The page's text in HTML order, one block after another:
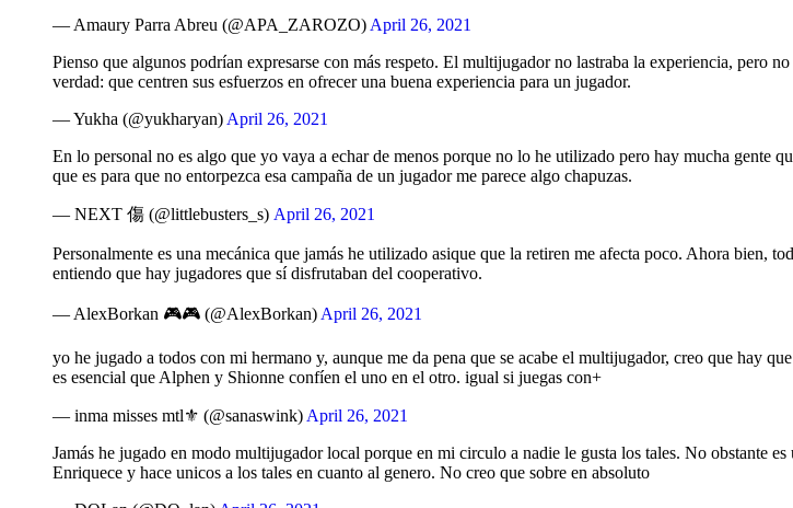
— Amaury Parra Abreu (@APA_ZAROZO) April 26, 2021
Pienso que algunos podrían expresarse con más respeto. El multijugador no lastraba la experiencia, pero
verdad: que centren sus esfuerzos en ofrecer una buena experiencia para un jugador.
— Yukha (@yukharyan) April 26, 2021
En lo personal no es algo que yo vaya a echar de menos porque no lo he utilizado pero hay mucha gente
que es para que no entorpezca esa campaña de un jugador me parece algo chapuzas.
— NEXT 傷 (@littlebusters_s) April 26, 2021
Personalmente es una mecánica que jamás he utilizado asique que la retiren me afecta poco. Ahora bien,
entiendo que hay jugadores que sí disfrutaban del cooperativo.
— AlexBorkan 🎮🎮 (@AlexBorkan) April 26, 2021
yo he jugado a todos con mi hermano y, aunque me da pena que se acabe el multijugador, creo que hay
es esencial que Alphen y Shionne confíen el uno en el otro. igual si juegas con+
— inma misses mtl⚜️ (@sanaswink) April 26, 2021
Jamás he jugado en modo multijugador local porque en mi circulo a nadie le gusta los tales. No obstante
Enriquece y hace unicos a los tales en cuanto al genero. No creo que sobre en absoluto